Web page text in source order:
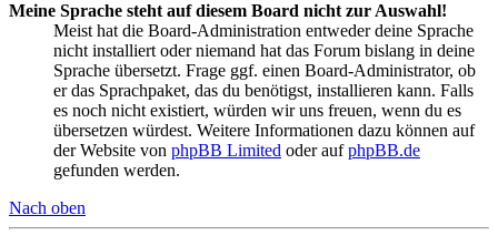
Meine Sprache steht auf diesem Board nicht zur Auswahl!
Meist hat die Board-Administration entweder deine Sprache
nicht installiert oder niemand hat das Forum bislang in deine
Sprache übersetzt. Frage ggf. einen Board-Administrator, ob
er das Sprachpaket, das du benötigst, installieren kann. Falls
es noch nicht existiert, würden wir uns freuen, wenn du es
übersetzen würdest. Weitere Informationen dazu können auf
der Website von phpBB Limited oder aufphpBB.de
gefunden werden.
Nach oben